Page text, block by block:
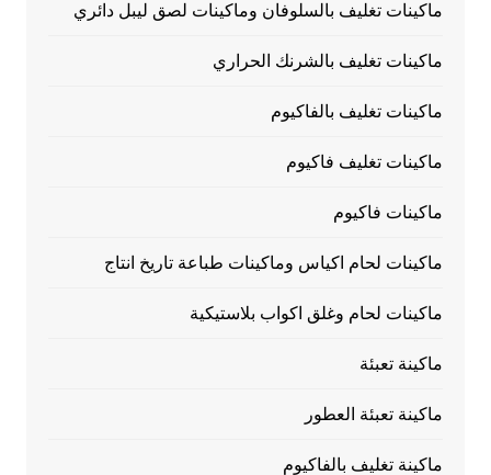
ماكينات تغليف بالسلوفان وماكينات لصق ليبل دائري
ماكينات تغليف بالشرنك الحراري
ماكينات تغليف بالفاكيوم
ماكينات تغليف فاكيوم
ماكينات فاكيوم
ماكينات لحام اكياس وماكينات طباعة تاريخ انتاج
ماكينات لحام وغلق اكواب بلاستيكية
ماكينة تعبئة
ماكينة تعبئة العطور
ماكينة تغليف بالفاكيوم